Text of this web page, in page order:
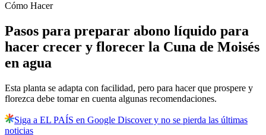
Cómo Hacer
Pasos para preparar abono líquido para
hacer crecer y florecer la Cuna de Moisés
en agua
Esta planta se adapta con facilidad, pero para hacer que prospere y
florezca debe tomar en cuenta algunas recomendaciones.
Siga a EL PAÍS en Google Discover y no se pierda las últimas
noticias